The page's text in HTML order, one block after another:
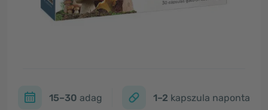
15–30 adag 1–2 kapszula naponta